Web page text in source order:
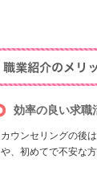
効率の良い求職
カウンセリングの後
や、初めてで不安な方